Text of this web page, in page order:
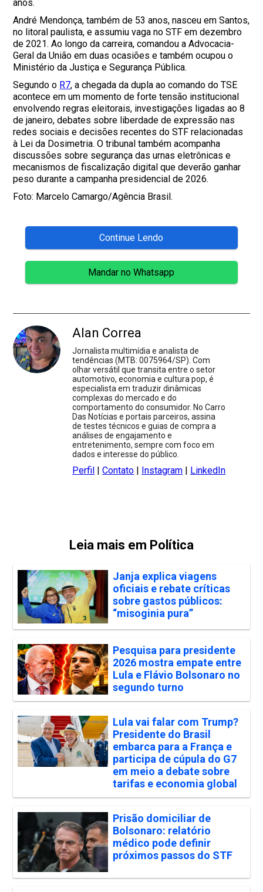
anos.
André Mendonça, também de 53 anos, nasceu em Santos,
no litoral paulista, e assumiu vaga no STF em dezembro
de 2021. Ao longo da carreira, comandou a Advocacia-
Geral da União em duas ocasiões e também ocupou o
Ministério da Justiça e Segurança Pública.
Segundo o R7, a chegada da dupla ao comando do TSE
acontece em um momento de forte tensão institucional
envolvendo regras eleitorais, investigações ligadas ao 8
de janeiro, debates sobre liberdade de expressão nas
redes sociais e decisões recentes do STF relacionadas
à Lei da Dosimetria. O tribunal também acompanha
discussões sobre segurança das urnas eletrônicas e
mecanismos de fiscalização digital que deverão ganhar
peso durante a campanha presidencial de 2026.
Foto: Marcelo Camargo/Agência Brasil.
Continue Lendo
Mandar no Whatsapp
Alan Correa
Jornalista multimídia e analista de
tendências (MTB: 0075964/SP). Com
olhar versátil que transita entre o setor
automotivo, economia e cultura pop, é
especialista em traduzir dinâmicas
complexas do mercado e do
comportamento do consumidor. No Carro
Das Notícias e portais parceiros, assina
de testes técnicos e guias de compra a
análises de engajamento e
entretenimento, sempre com foco em
dados e interesse do público.
Perfil |Contato | Instagram | LinkedIn
Leia mais em Política
Janja explica viagens
oficiais e rebate críticas
sobre gastos públicos:
“misoginia pura”
Pesquisa para presidente
2026 mostra empate entre
Lula e Flávio Bolsonaro no
segundo turno
Lula vai falar com Trump?
Presidente do Brasil
embarca para a França e
participa de cúpula do G7
em meio a debate sobre
tarifas e economia global
Prisão domiciliar de
Bolsonaro: relatório
médico pode definir
próximos passos do STF